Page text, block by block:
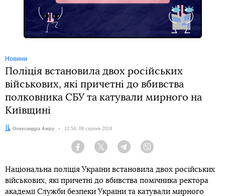
Новини
Поліція встановила двох російських
військових, які причетні до вбивства
полковника СБУ та катували мирного на
Київщині
Автор:
Олександра Амру Дата:
12:54, 08 серпня 2024
Facebook Twitter Telegram
Національна поліція України встановила двох російських
військових, які причетні до вбивства помічника ректора
академії Служби безпеки України та катували мирного